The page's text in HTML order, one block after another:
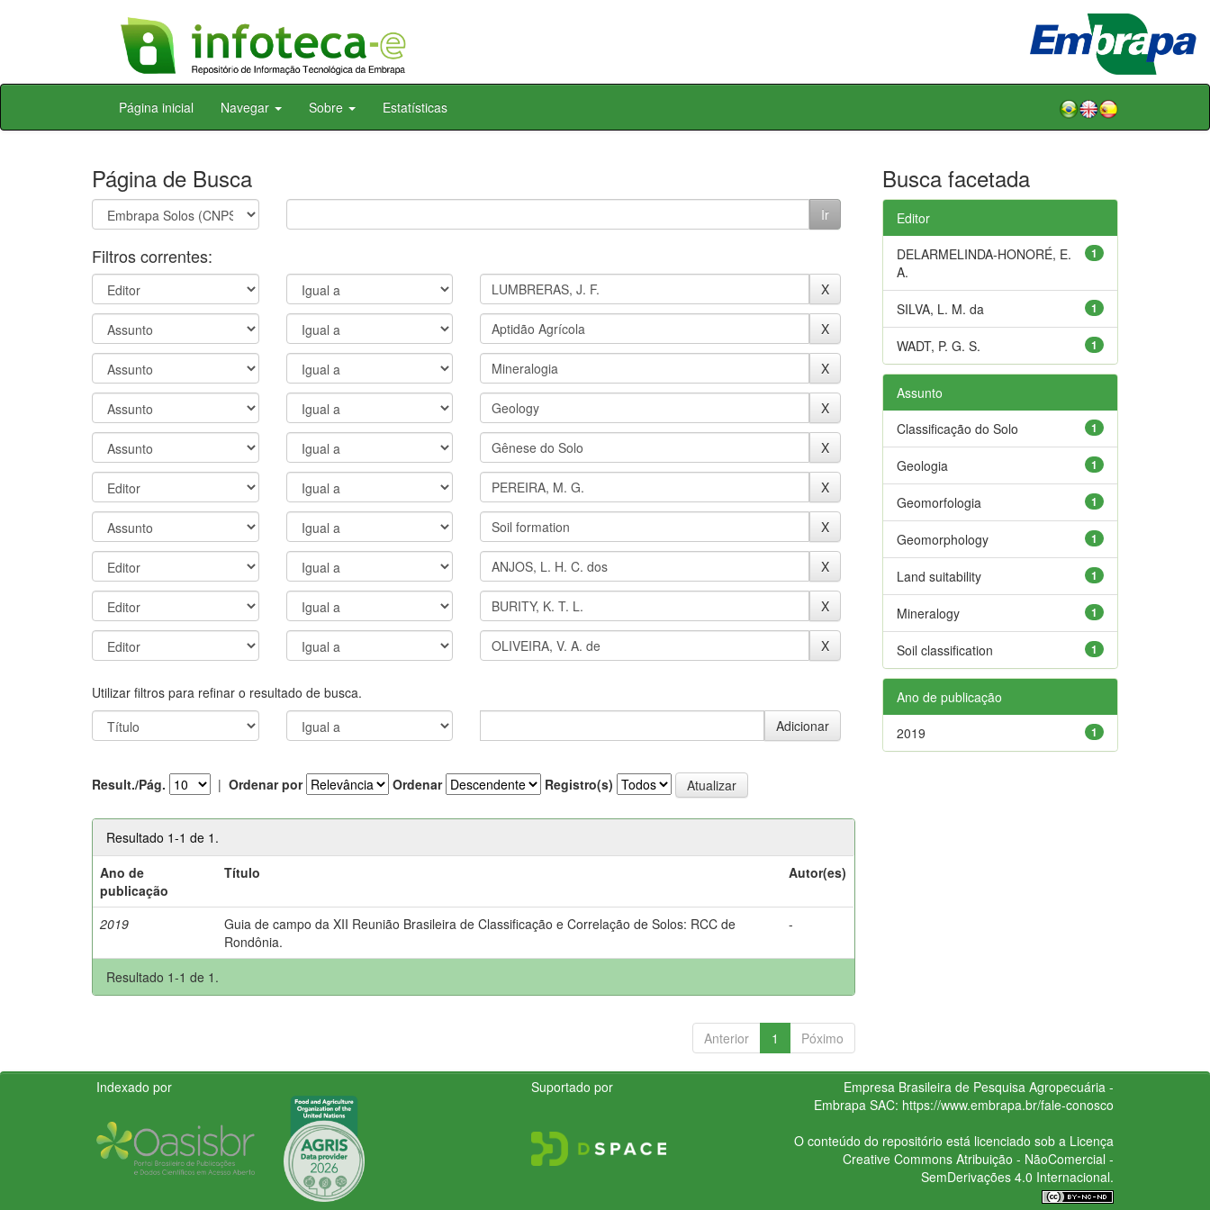
Skip
Página inicial Navegar Sobre Estatísticas
Página de Busca
Filtros correntes:
Utilizar filtros para refinar o resultado de busca.
Result./Pág. | Ordenar por Ordenar Registro(s)
Resultado 1-1 de 1.
Ano de
publicação
Título Autor(es)
2019
Guia de campo da XII Reunião Brasileira de Classificação e Correlação de Solos: RCC de
Rondônia.
-
Resultado 1-1 de 1.
Anterior 1 Póximo
Busca facetada
Editor
1
DELARMELINDA-HONORÉ, E.
A.
1
SILVA, L. M. da
1
WADT, P. G. S.
Assunto
1
Classificação do Solo
1
Geologia
1
Geomorfologia
1
Geomorphology
1
Land suitability
1
Mineralogy
1
Soil classification
Ano de publicação
1
2019
Indexado por Suportado por
Empresa Brasileira de Pesquisa Agropecuária -
Embrapa SAC: https://www.embrapa.br/fale-conosco
O conteúdo do repositório está licenciado sob a Licença
Creative CommonsAtribuição - NãoComercial -
SemDerivações 4.0 Internacional.